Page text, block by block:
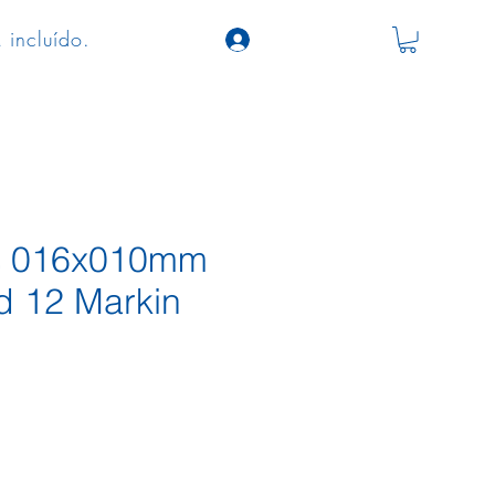
incluído.
12 Markin